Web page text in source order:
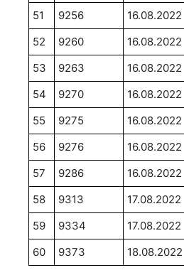
51
9256 16.08.2022
52
9260 16.08.2022
53
9263 16.08.2022
54
9270 16.08.2022
55
9275 16.08.2022
56
9276 16.08.2022
57
9286 16.08.2022
58
9313 17.08.2022
59
9334 17.08.2022
60
9373 18.08.2022